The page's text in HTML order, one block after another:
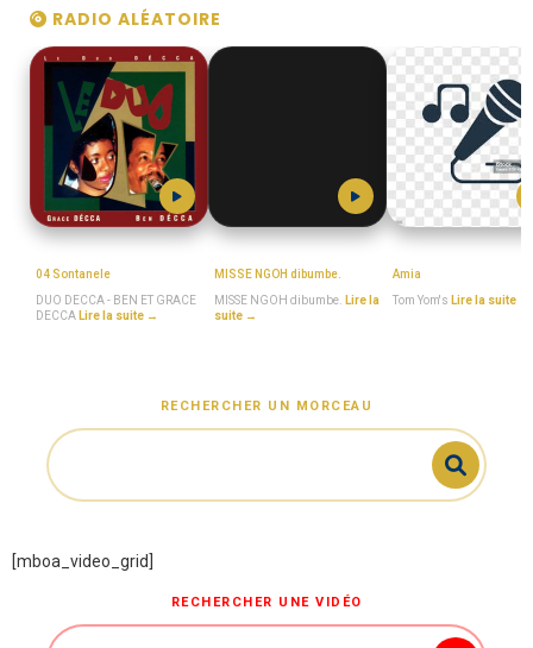
RADIO ALÉATOIRE
04 Sontanele
DUO DECCA - BEN ET GRACE
DECCA Lire la suite →
MISSE NGOH dibumbe.
MISSE NGOH dibumbe. Lire la
suite →
Amia
Tom Yom's Lire la suite →
RECHERCHER UN MORCEAU
[mboa_video_grid]
RECHERCHER UNE VIDÉO